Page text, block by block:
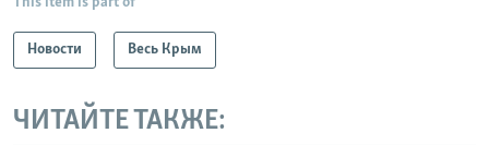
Новости Весь Крым
ЧИТАЙТЕ ТАКЖЕ: